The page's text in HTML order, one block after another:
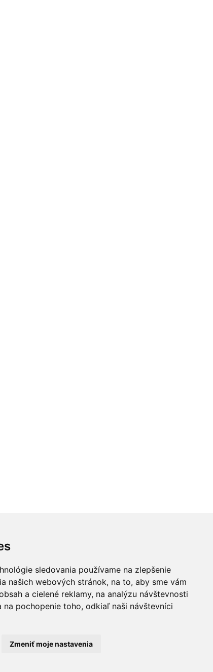
sledovania používame na zlepšenie
našich webových stránok, na to, aby sme vám
a cielené reklamy, na analýzu návštevnosti
pochopenie toho, odkiaľ naši návštevníci
Zmeniť moje nastavenia